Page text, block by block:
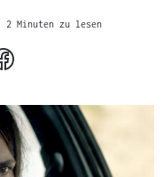
, 2 Minuten zu lesen